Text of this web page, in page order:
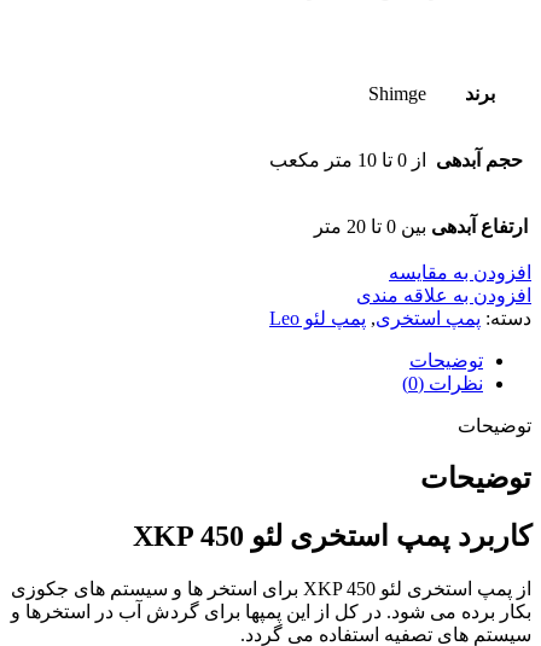
برند Shimge
حجم آبدهی از 0 تا 10 متر مکعب
ارتفاع آبدهی بین 0 تا 20 متر
افزودن به مقایسه
افزودن به علاقه مندی
دسته: پمپ استخری, پمپ لئو Leo
توضیحات
نظرات (0)
توضیحات
توضیحات
کاربرد پمپ استخری لئو XKP 450
از پمپ استخری لئو XKP 450 برای استخر ها و سیستم های جکوزی
بکار برده می شود. در کل از این پمپها برای گردش آب در استخرها و
سیستم های تصفیه استفاده می گردد.